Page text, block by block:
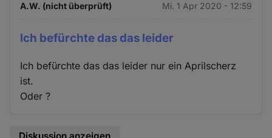
A.W. (nicht überprüft) Mi. 1 Apr 2020 - 12:59
Ich befürchte das das leider
Ich befürchte das das leider nur ein Aprilscherz
ist.
Oder ?